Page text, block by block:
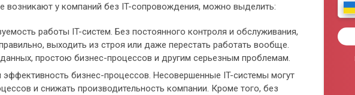
возникают у компаний без IT-сопровождения, можно выделить:
работы IT-систем. Без постоянного контроля и обслуживания,
выходить из строя или даже перестать работать вообще.
простою бизнес-процессов и другим серьезным проблемам.
эффективность бизнес-процессов. Несовершенные IT-системы могут
и снижать производительность компании. Кроме того, без